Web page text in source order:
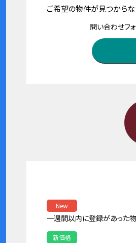
ご希望の物件が見つからな
問い合わせフ
New
一週間以内に登録があった物
新価格